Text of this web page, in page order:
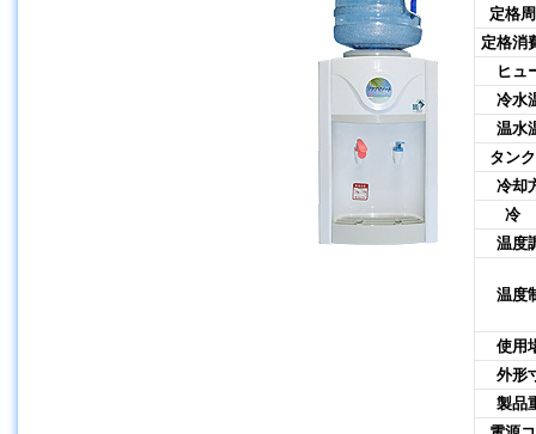
定格
定格消
ヒュ
冷水
温水
タン
冷却
冷
温度
温度
使用
外形
製品